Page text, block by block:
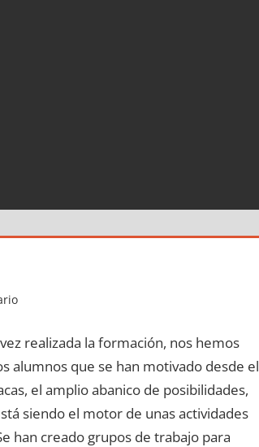
realizada la formación, nos hemos
alumnos que se han motivado desde el
el amplio abanico de posibilidades,
siendo el motor de unas actividades
han creado grupos de trabajo para